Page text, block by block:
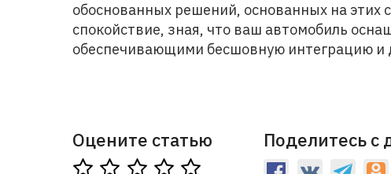
обоснованных решений, основанных на этих
спокойствие, зная, что ваш автомобиль
обеспечивающими бесшовную интеграцию и
Оцените статью Поделитесь с